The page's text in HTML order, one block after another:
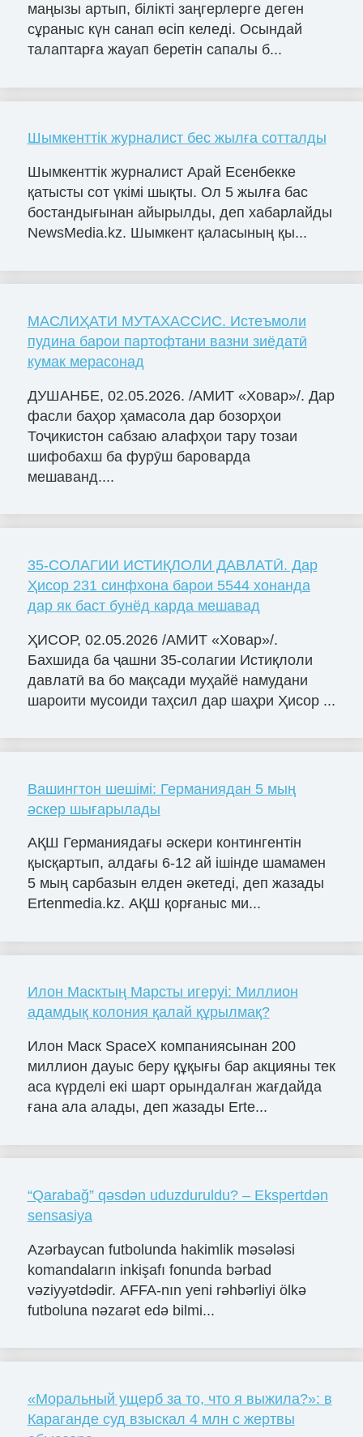
маңызы артып, білікті заңгерлерге деген
сұраныс күн санап өсіп келеді. Осындай
талаптарға жауап беретін сапалы б...
Шымкенттік журналист бес жылға сотталды
Шымкенттік журналист Арай Есенбекке
қатысты сот үкімі шықты. Ол 5 жылға бас
бостандығынан айырылды, деп хабарлайды
NewsMedia.kz. Шымкент қаласының қы...
МАСЛИҲАТИ МУТАХАССИС. Истеъмоли
пудина барои партофтани вазни зиёдатӣ
кумак мерасонад
ДУШАНБЕ, 02.05.2026. /АМИТ «Ховар»/. Дар
фасли баҳор ҳамасола дар бозорҳои
Тоҷикистон сабзаю алафҳои тару тозаи
шифобахш ба фурӯш бароварда
мешаванд....
35-СОЛАГИИ ИСТИҚЛОЛИ ДАВЛАТӢ. Дар
Ҳисор 231 синфхона барои 5544 хонанда
дар як баст бунёд карда мешавад
ҲИСОР, 02.05.2026 /АМИТ «Ховар»/.
Бахшида ба ҷашни 35-солагии Истиқлоли
давлатӣ ва бо мақсади муҳайё намудани
шароити мусоиди таҳсил дар шаҳри Ҳисор ...
Вашингтон шешімі: Германиядан 5 мың
әскер шығарылады
АҚШ Германиядағы әскери контингентін
қысқартып, алдағы 6-12 ай ішінде шамамен
5 мың сарбазын елден әкетеді, деп жазады
Ertenmedia.kz. АҚШ қорғаныс ми...
Илон Масктың Марсты игеруі: Миллион
адамдық колония қалай құрылмақ?
Илон Маск SpaceX компаниясынан 200
миллион дауыс беру құқығы бар акцияны тек
аса күрделі екі шарт орындалған жағдайда
ғана ала алады, деп жазады Erte...
“Qarabağ” qəsdən uduzduruldu? – Ekspertdən
sensasiya
Azərbaycan futbolunda hakimlik məsələsi
komandaların inkişafı fonunda bərbad
vəziyyətdədir. AFFA-nın yeni rəhbərliyi ölkə
futboluna nəzarət edə bilmi...
«Моральный ущерб за то, что я выжила?»: в
Караганде суд взыскал 4 млн с жертвы